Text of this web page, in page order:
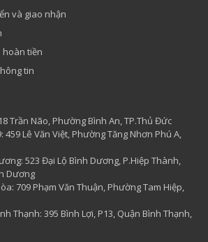
và giao nhận
hoàn tiền
tin
Trần Não, Phường Bình An, TP.Thủ Đức
Lê Văn Việt, Phường Tăng Nhơn Phú A,
523 Đại Lộ Bình Dương, P.Hiệp Thành,
Dương
709 Phạm Văn Thuận, Phường Tam Hiệp,
Thạnh: 395 Bình Lợi, P13, Quận Bình Thạnh,